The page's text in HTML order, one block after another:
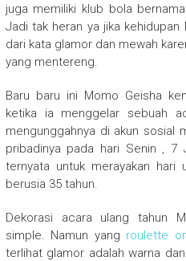
juga memiliki klub bola
Jadi tak heran ya jika
dari kata glamor dan mewah
yang mentereng.
Baru baru ini Momo Geisha
ketika ia menggelar sebuah
mengunggahnya di akun sosial
pribadinya pada hari Senin , 7
ternyata untuk merayakan hari
berusia 35 tahun.
Dekorasi acara ulang tahun
simple. Namun yang roulette
terlihat glamor adalah warna